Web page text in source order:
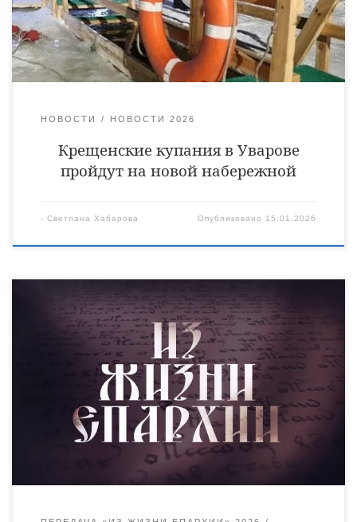
пойме реки Вороны с заездом с улицы Красина (р.Ворона
51.979794, 42.283566). Данный участок обследовали,
получили уже предварительное согласование […]
НОВОСТИ НОВОСТИ 2026
Крещенские купания в Уварове
пройдут на новой набережной
- Светлана Хабарова Опубликовано 15.01.2026
В новом выпуске еженедельной епархиальной программы вы
увидите:
Божественная литургия архиерейским чином в
первый день попразднства Рождества Христова и Собора
Пресвятой Богородицы в Ржаксинском благочинии.
Великий праздник Обрезания Господня празднует
Православная Церковь 14 января.
Духовенство Уваровской
епархии продолжает дарить тепло души её бывшим и
И снова славят дети […]